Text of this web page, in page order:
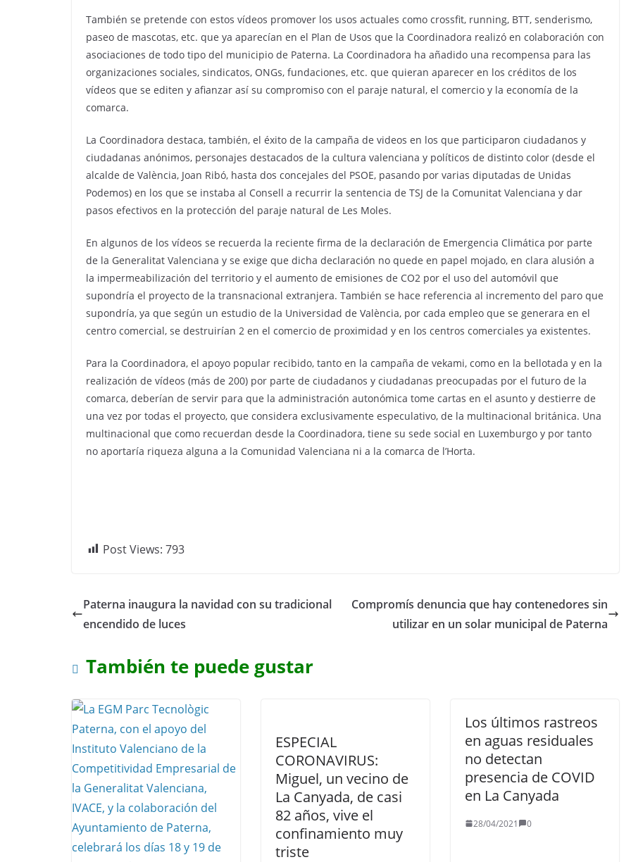
También se pretende con estos vídeos promover los usos actuales como crossfit, running, BTT, senderismo,
paseo de mascotas, etc. que ya aparecían en el Plan de Usos que la Coordinadora realizó en colaboración con
asociaciones de todo tipo del municipio de Paterna. La Coordinadora ha añadido una recompensa para las
organizaciones sociales, sindicatos, ONGs, fundaciones, etc. que quieran aparecer en los créditos de los
vídeos que se editen y afianzar así su compromiso con el paraje natural, el comercio y la economía de la
comarca.
La Coordinadora destaca, también, el éxito de la campaña de videos en los que participaron ciudadanos y
ciudadanas anónimos, personajes destacados de la cultura valenciana y políticos de distinto color (desde el
alcalde de València, Joan Ribó, hasta dos concejales del PSOE, pasando por varias diputadas de Unidas
Podemos) en los que se instaba al Consell a recurrir la sentencia de TSJ de la Comunitat Valenciana y dar
pasos efectivos en la protección del paraje natural de Les Moles.
En algunos de los vídeos se recuerda la reciente firma de la declaración de Emergencia Climática por parte
de la Generalitat Valenciana y se exige que dicha declaración no quede en papel mojado, en clara alusión a
la impermeabilización del territorio y el aumento de emisiones de CO2 por el uso del automóvil que
supondría el proyecto de la transnacional extranjera. También se hace referencia al incremento del paro que
supondría, ya que según un estudio de la Universidad de València, por cada empleo que se generara en el
centro comercial, se destruirían 2 en el comercio de proximidad y en los centros comerciales ya existentes.
Para la Coordinadora, el apoyo popular recibido, tanto en la campaña de vekami, como en la bellotada y en la
realización de vídeos (más de 200) por parte de ciudadanos y ciudadanas preocupadas por el futuro de la
comarca, deberían de servir para que la administración autonómica tome cartas en el asunto y destierre de
una vez por todas el proyecto, que considera exclusivamente especulativo, de la multinacional británica. Una
multinacional que como recuerdan desde la Coordinadora, tiene su sede social en Luxemburgo y por tanto
no aportaría riqueza alguna a la Comunidad Valenciana ni a la comarca de l’Horta.
Post Views: 793
Paterna inaugura la navidad con su tradicional
encendido de luces
Compromís denuncia que hay contenedores sin
utilizar en un solar municipal de Paterna
También te puede gustar
ESPECIAL
CORONAVIRUS:
Miguel, un vecino de
La Canyada, de casi
82 años, vive el
confinamiento muy
triste
Los últimos rastreos
en aguas residuales
no detectan
presencia de COVID
en La Canyada
28/04/2021 0